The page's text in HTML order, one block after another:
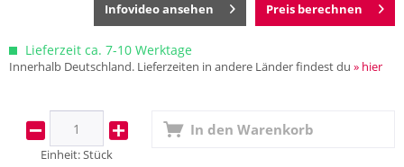
Preis berechnen
Infovideo ansehen
Lieferzeit ca. 7-10 Werktage
Innerhalb Deutschland. Lieferzeiten in andere Länder findest du » hier
Einheit:Stück
In den Warenkorb